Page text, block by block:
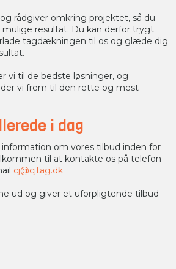
rådgiver omkring projektet, så du
resultat. Du kan derfor trygt
tagdækningen til os og glæde dig
vi til de bedste løsninger, og
vi frem til den rette og mest
i dag
om vores tilbud inden for
til at kontakte os på telefon
cj@cjtag.dk
ud og giver et uforpligtende tilbud